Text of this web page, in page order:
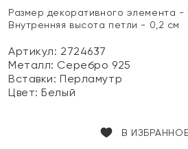
Размер декоративного элемента -
Внутренняя высота петли - 0,2 см
Артикул: 2724637
Металл: Серебро 925
Вставки:Перламутр
Цвет:Белый
В ИЗБРАННОЕ